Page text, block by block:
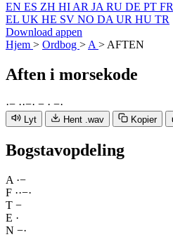
EN ES ZH HI AR JA RU DE PT FR
EL UK HE SV NO DA UR HU TR
Download appen
Hjem > Ordbog > A > AFTEN
Aften i morsekode
·− ··−· − · −·
Lyt Hent .wav Kopier
Bogstavopdeling
A ·−
F ··−·
T −
E ·
N −·